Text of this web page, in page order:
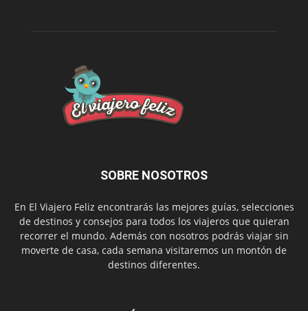
SOBRE NOSOTROS
En El Viajero Feliz encontrarás las mejores guías, selecciones
de destinos y consejos para todos los viajeros que quieran
recorrer el mundo. Además con nosotros podrás viajar sin
moverte de casa, cada semana visitaremos un montón de
destinos diferentes.